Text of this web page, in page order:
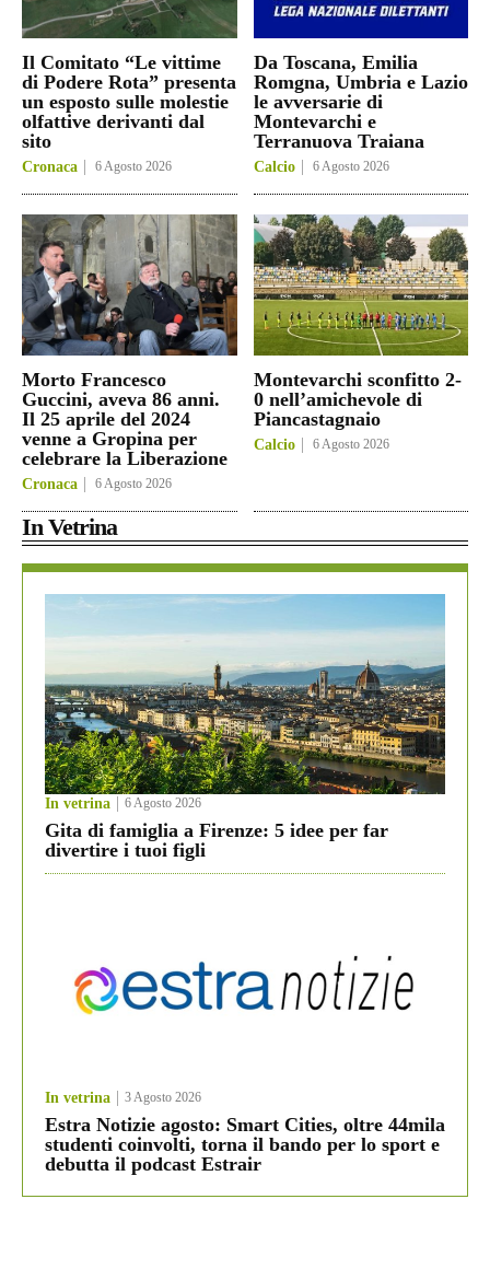
Il Comitato “Le vittime
di Podere Rota” presenta
un esposto sulle molestie
olfattive derivanti dal
sito
Cronaca 6 Agosto 2026
Da Toscana, Emilia
Romgna, Umbria e Lazio
le avversarie di
Montevarchi e
Terranuova Traiana
Calcio 6 Agosto 2026
Morto Francesco
Guccini, aveva 86 anni.
Il 25 aprile del 2024
venne a Gropina per
celebrare la Liberazione
Cronaca 6 Agosto 2026
Montevarchi sconfitto 2-
0 nell’amichevole di
Piancastagnaio
Calcio 6 Agosto 2026
In Vetrina
In vetrina 6 Agosto 2026
Gita di famiglia a Firenze: 5 idee per far
divertire i tuoi figli
In vetrina 3 Agosto 2026
Estra Notizie agosto: Smart Cities, oltre 44mila
studenti coinvolti, torna il bando per lo sport e
debutta il podcast Estrair